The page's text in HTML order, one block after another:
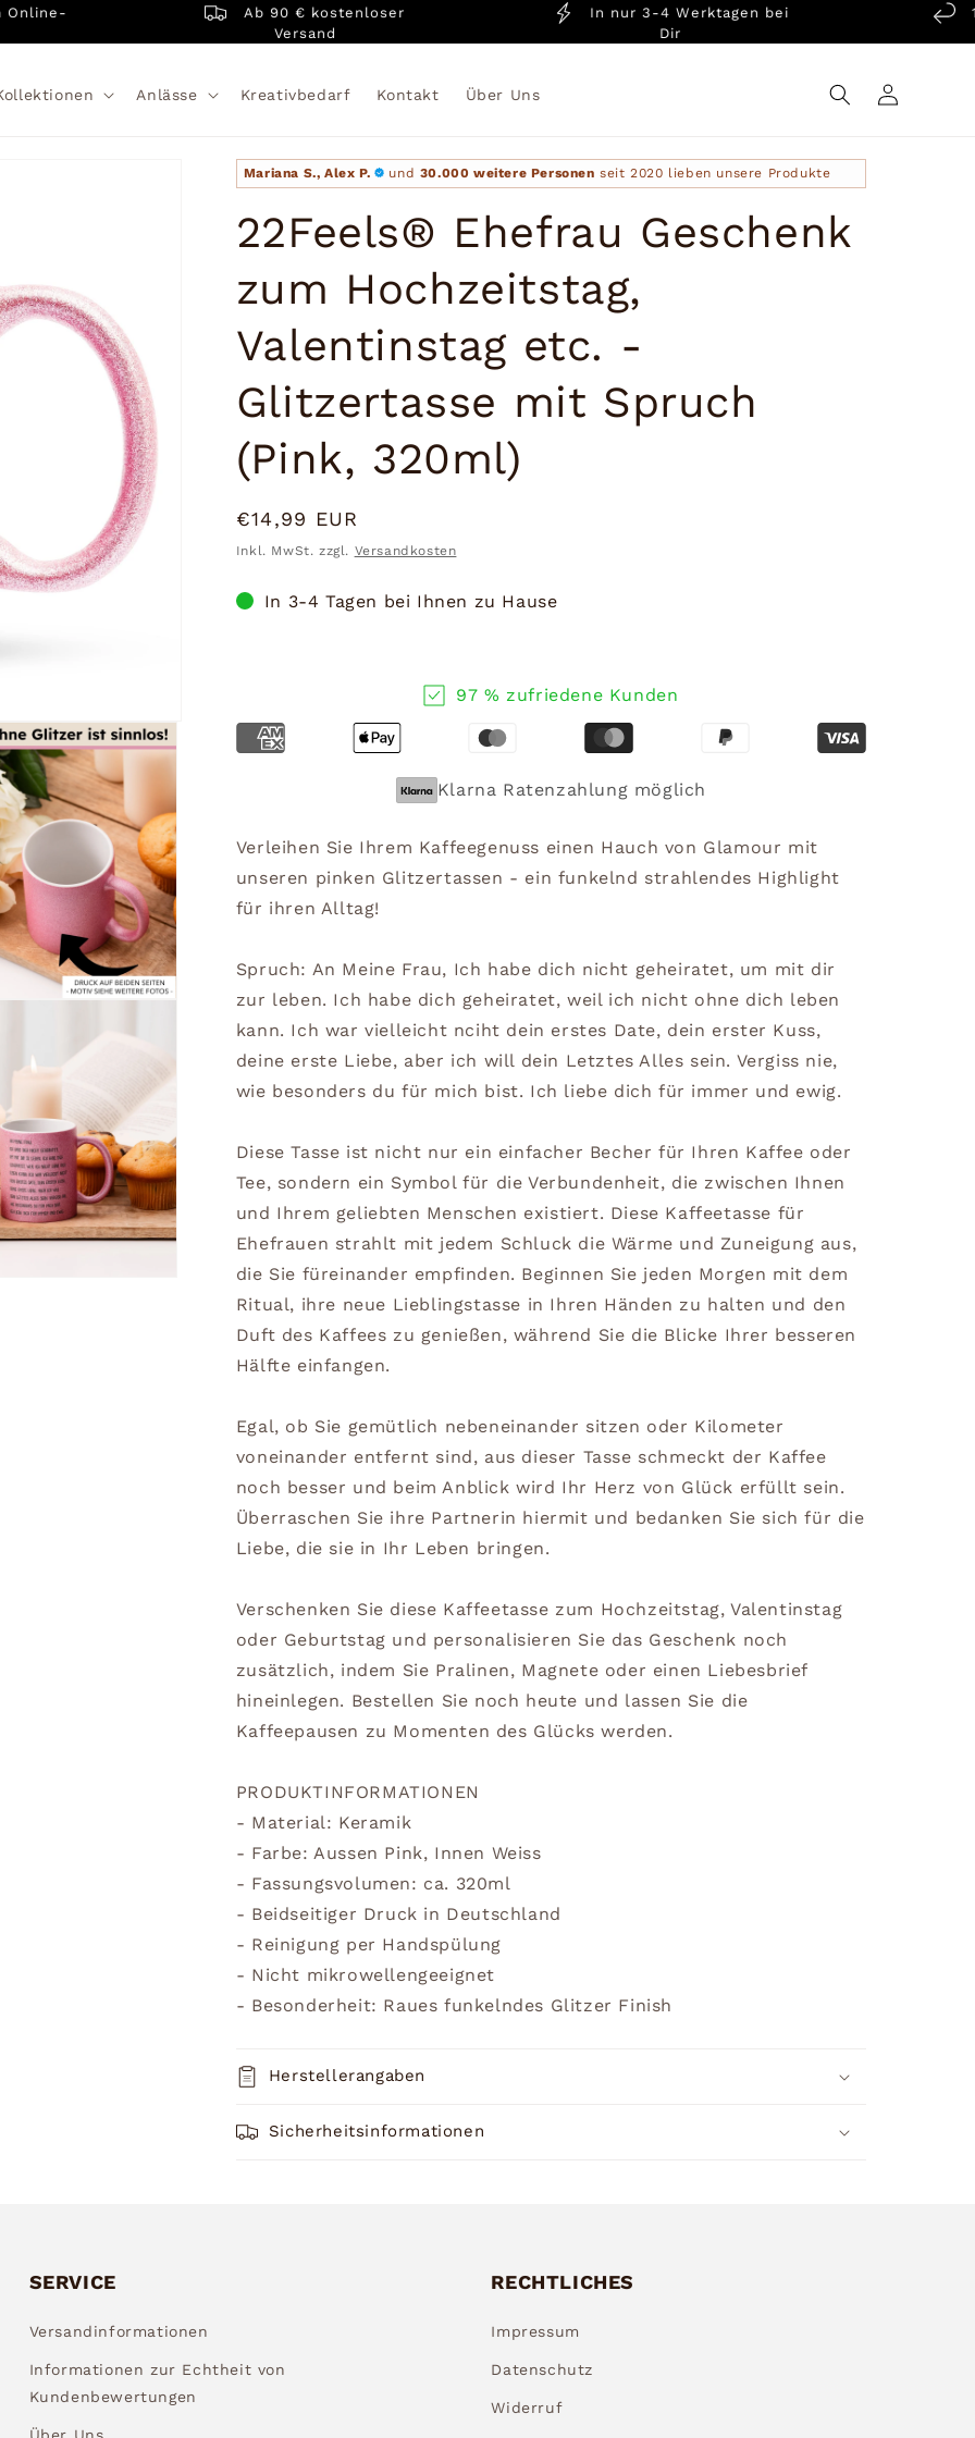
Ab 90 € kostenloser
Versand
In nur 3-4 Werktagen bei
14
Anlässe Kreativbedarf Kontakt Über Uns Einloggen
Mariana S., Alex P. und 30.000 weitere Personen seit 2020 lieben unsere Produkte
22Feels® Ehefrau Geschenk
zum Hochzeitstag,
Valentinstag etc. -
Glitzertasse mit Spruch
(Pink, 320ml)
Normaler
Preis
€14,99 EUR
Inkl. MwSt. zzgl. Versandkosten
In 3-4 Tagen bei Ihnen zu Hause
97 % zufriedene Kunden
Klarna Ratenzahlung möglich
Verleihen Sie Ihrem Kaffeegenuss einen Hauch von Glamour mit
unseren pinken Glitzertassen - ein funkelnd strahlendes Highlight
für ihren Alltag!
Spruch: An Meine Frau, Ich habe dich nicht geheiratet, um mit dir
zur leben. Ich habe dich geheiratet, weil ich nicht ohne dich leben
kann. Ich war vielleicht nciht dein erstes Date, dein erster Kuss,
deine erste Liebe, aber ich will dein Letztes Alles sein. Vergiss nie,
wie besonders du für mich bist. Ich liebe dich für immer und ewig.
Diese Tasse ist nicht nur ein einfacher Becher für Ihren Kaffee oder
Tee, sondern ein Symbol für die Verbundenheit, die zwischen Ihnen
und Ihrem geliebten Menschen existiert. Diese Kaffeetasse für
Ehefrauen strahlt mit jedem Schluck die Wärme und Zuneigung aus,
die Sie füreinander empfinden. Beginnen Sie jeden Morgen mit dem
Ritual, ihre neue Lieblingstasse in Ihren Händen zu halten und den
Duft des Kaffees zu genießen, während Sie die Blicke Ihrer besseren
Hälfte einfangen.
Egal, ob Sie gemütlich nebeneinander sitzen oder Kilometer
voneinander entfernt sind, aus dieser Tasse schmeckt der Kaffee
noch besser und beim Anblick wird Ihr Herz von Glück erfüllt sein.
Überraschen Sie ihre Partnerin hiermit und bedanken Sie sich für die
Liebe, die sie in Ihr Leben bringen.
Verschenken Sie diese Kaffeetasse zum Hochzeitstag, Valentinstag
oder Geburtstag und personalisieren Sie das Geschenk noch
zusätzlich, indem Sie Pralinen, Magnete oder einen Liebesbrief
hineinlegen. Bestellen Sie noch heute und lassen Sie die
Kaffeepausen zu Momenten des Glücks werden.
PRODUKTINFORMATIONEN
- Material: Keramik
- Farbe: Aussen Pink, Innen Weiss
- Fassungsvolumen: ca. 320ml
- Beidseitiger Druck in Deutschland
- Reinigung per Handspülung
- Nicht mikrowellengeeignet
- Besonderheit: Raues funkelndes Glitzer Finish
Herstellerangaben
Sicherheitsinformationen
SERVICE
Versandinformationen
Informationen zur Echtheit von
Kundenbewertungen
RECHTLICHES
Impressum
Datenschutz
Widerruf